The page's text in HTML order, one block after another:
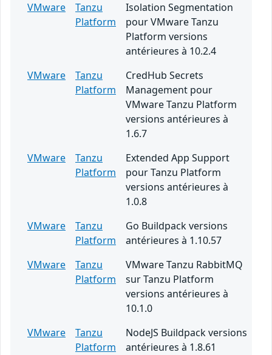
VMware
Tanzu
Platform
Isolation Segmentation
pour VMware Tanzu
Platform versions
antérieures à 10.2.4
VMware
Tanzu
Platform
CredHub Secrets
Management pour
VMware Tanzu Platform
versions antérieures à
1.6.7
VMware
Tanzu
Platform
Extended App Support
pour Tanzu Platform
versions antérieures à
1.0.8
VMware
Tanzu
Platform
Go Buildpack versions
antérieures à 1.10.57
VMware
Tanzu
Platform
VMware Tanzu RabbitMQ
sur Tanzu Platform
versions antérieures à
10.1.0
VMware
Tanzu
Platform
NodeJS Buildpack versions
antérieures à 1.8.61